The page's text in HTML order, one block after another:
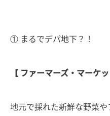
① まるでデパ地下？！
【 ファーマーズ・マーケッ
地元で採れた新鮮な野菜